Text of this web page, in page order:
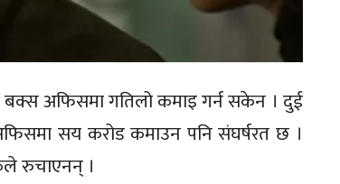
बक्स अफिसमा गतिलो कमाइ गर्न सकेन । दुई
सय करोड कमाउन पनि संघर्षरत छ ।
रुचाएनन् ।